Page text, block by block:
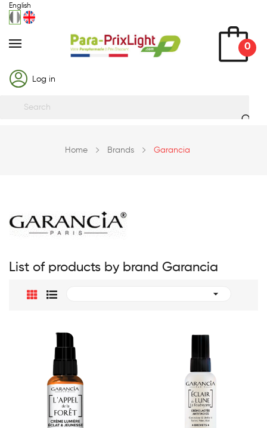
English
0
Log in
Home Brands Garancia
List of products by brand Garancia
